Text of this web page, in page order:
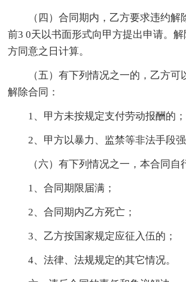
（四）合同期内，乙方要求违约解
前3 0天以书面形式向甲方提出申请。
方同意之日计算。
（五）有下列情况之一的，乙方可
解除合同：
1、甲方未按规定支付劳动报酬的；
2、甲方以暴力、监禁等非法手段强
（六）有下列情况之一，本合同自
1、合同期限届满；
2、合同期内乙方死亡；
3、乙方按国家规定应征入伍的；
4、法律、法规规定的其它情况。